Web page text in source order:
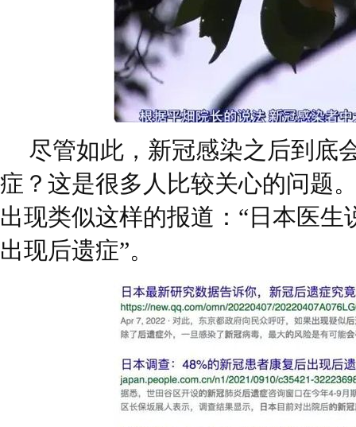
尽管如此，新冠感染之后到底
症？这是很多人比较关心的问题
出现类似这样的报道：“日本医生
出现后遗症”。